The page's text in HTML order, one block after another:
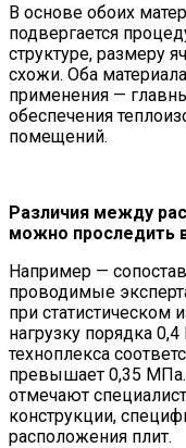
В основе обоих
подвергается
структуре, размеру
схожи. Оба
применения —
обеспечения
помещений.
Различия между
можно проследить
Например —
проводимые
при статистическом
нагрузку порядка
техноплекса
превышает 0,35 МПа.
отмечают
конструкции,
расположения плит.